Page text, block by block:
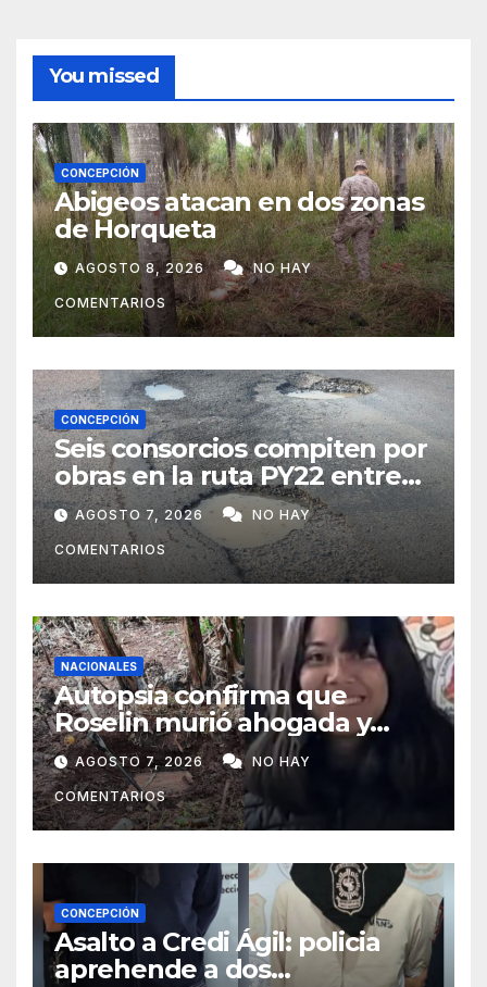
You missed
CONCEPCIÓN
Abigeos atacan en dos zonas
de Horqueta
AGOSTO 8, 2026 NO HAY
COMENTARIOS
CONCEPCIÓN
Seis consorcios compiten por
obras en la ruta PY22 entre
Concepción y Vallemí
AGOSTO 7, 2026 NO HAY
COMENTARIOS
NACIONALES
Autopsia confirma que
Roselin murió ahogada y
luego sufrió una violenta
mutilación
AGOSTO 7, 2026 NO HAY
COMENTARIOS
CONCEPCIÓN
Asalto a Credi Ágil: policia
aprehende a dos